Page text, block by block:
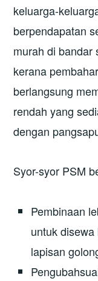
keluarga-
berpendapatan
murah di bandar
kerana
berlangsung
rendah yang
dengan
Syor-syor PSM
Pembinaan
untuk
lapisan